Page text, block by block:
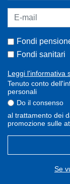
Fondi
Fondi sanitari
Leggi l'informativa
Tenuto conto
personali
Do il consenso
al trattamento dei
promozione sulle
Se